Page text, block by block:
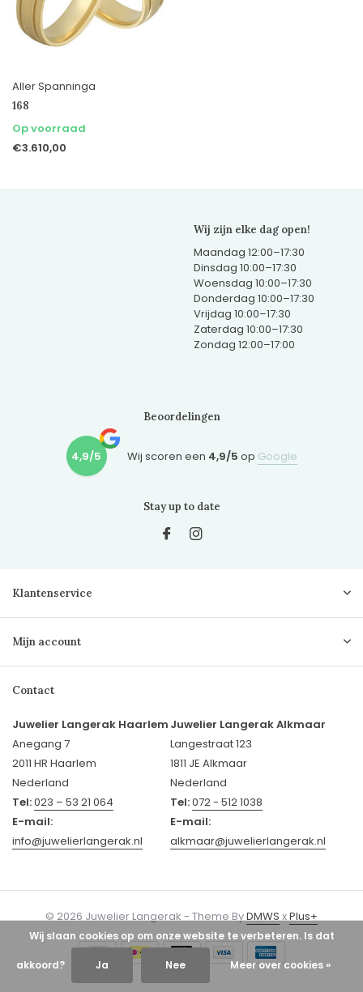
Aller Spanninga
168
Op voorraad
€3.610,00
Wij zijn elke dag open!
Maandag 12:00–17:30
Dinsdag 10:00–17:30
Woensdag 10:00–17:30
Donderdag 10:00–17:30
Vrijdag 10:00–17:30
Zaterdag 10:00–17:30
Zondag 12:00–17:00
Beoordelingen
4,9/5 Wij scoren een 4,9/5 op Google
Stay up to date
Klantenservice
Mijn account
Contact
Juwelier Langerak Haarlem
Anegang 7
2011 HR Haarlem
Nederland
Tel:023 – 53 21 064
E-mail:
info@juwelierlangerak.nl
Juwelier Langerak Alkmaar
Langestraat 123
1811 JE Alkmaar
Nederland
Tel:072 - 512 1038
E-mail:
alkmaar@juwelierlangerak.nl
© 2026 Juwelier Langerak - Theme ByDMWSxPlus+
Wij slaan cookies op om onze website te verbeteren. Is dat
akkoord? Ja Nee Meer over cookies »